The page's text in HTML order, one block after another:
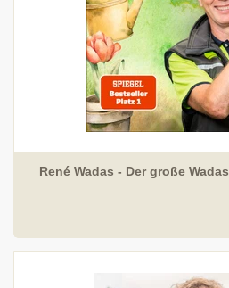
René Wadas - Der große Wadas